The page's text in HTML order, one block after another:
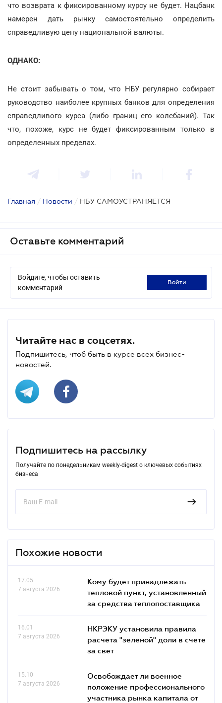
что возврата к фиксированному курсу не будет. Нацбанк
намерен дать рынку самостоятельно определить
справедливую цену национальной валюты.
ОДНАКО:
Не стоит забывать о том, что НБУ регулярно собирает
руководство наиболее крупных банков для определения
справедливого курса (либо границ его колебаний). Так
что, похоже, курс не будет фиксированным только в
определенных пределах.
Главная / Новости / НБУ САМОУСТРАНЯЕТСЯ
Оставьте комментарий
Войдите, чтобы оставить
комментарий
войти
Читайте нас в соцсетях.
Подпишитесь, чтоб быть в курсе всех бизнес-
новостей.
Подпишитесь на рассылку
Получайте по понедельникам weekly-digest о ключевых событиях
бизнеса
Похожие новости
17.05
7 августа 2026
Кому будет принадлежать
тепловой пункт, установленный
за средства теплопоставщика
16.01
7 августа 2026
НКРЭКУ установила правила
расчета "зеленой" доли в счете
за свет
15.10
7 августа 2026
Освобождает ли военное
положение профессионального
участника рынка капитала от